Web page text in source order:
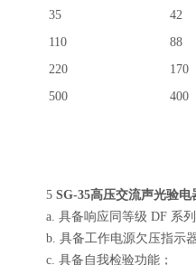
35
42
110
88
220
170
500
400
5 SG-35高压交流声光验电
a. 具备响应同等级 DF 系
b. 具备工作电源欠压指示
c. 具备自我检验功能；